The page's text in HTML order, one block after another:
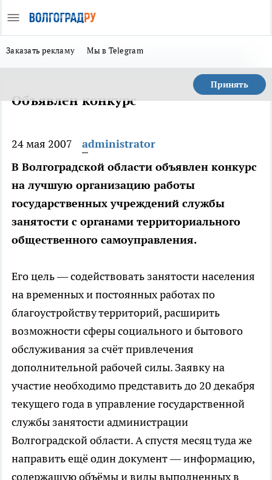
Заказать рекламу Мы в Telegram
Принять
Объявлен конкурс
24 мая 2007
administrator
В Волгоградской области объявлен конкурс
на лучшую организацию работы
государственных учреждений службы
занятости с органами территориального
общественного самоуправления.
Его цель — содействовать занятости населения
на временных и постоянных работах по
благоустройству территорий, расширить
возможности сферы социального и бытового
обслуживания за счёт привлечения
дополнительной рабочей силы. Заявку на
участие необходимо представить до 20 декабря
текущего года в управление государственной
службы занятости администрации
Волгоградской области. А спустя месяц туда же
направить ещё один документ — информацию,
содержащую объёмы и виды выполненных в